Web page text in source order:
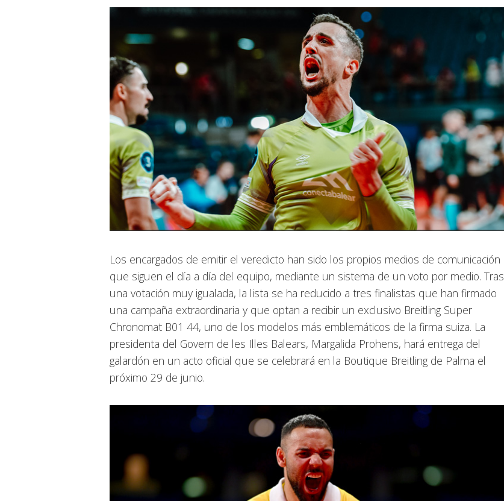
Los encargados de emitir el veredicto han sido los propios medios de comunicación
que siguen el día a día del equipo, mediante un sistema de un voto por medio. Tras
una votación muy igualada, la lista se ha reducido a tres finalistas que han firmado
una campaña extraordinaria y que optan a recibir un exclusivo Breitling Super
Chronomat B01 44, uno de los modelos más emblemáticos de la firma suiza. La
presidenta del Govern de les Illes Balears, Margalida Prohens, hará entrega del
galardón en un acto oficial que se celebrará en la Boutique Breitling de Palma el
próximo 29 de junio.